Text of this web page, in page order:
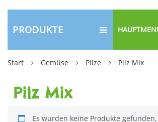
PRODUKTE
Start Gemüse Pilze Pilz Mix
Pilz Mix
Es wurden keine Produkte